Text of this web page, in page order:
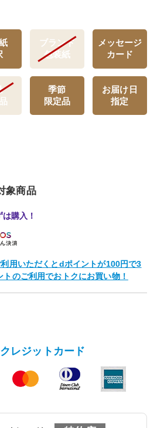
ブランド
包装紙
メッセージ
カード
季節
限定品
お届け日
指定
象商品
購入！
用いただくとdポイントが100円で3
のご利用でおトクにお買い物！
レジットカード